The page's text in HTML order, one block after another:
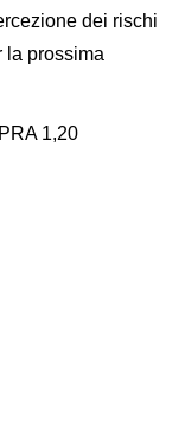
dei rischi
la prossima